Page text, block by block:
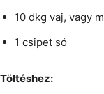
10 dkg vaj, vagy
1 csipet só
Töltéshez: